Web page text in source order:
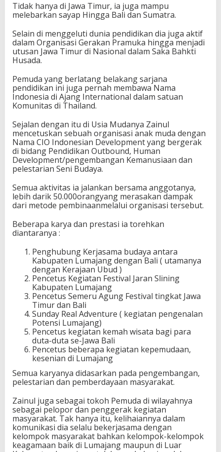
n
i
l
Tidak hanya di Jawa Timur, ia juga mampu
melebarkan sayap Hingga Bali dan Sumatra.
Selain di menggeluti dunia pendidikan dia juga aktif
dalam Organisasi Gerakan Pramuka hingga menjadi
utusan Jawa Timur di Nasional dalam Saka Bahkti
Husada.
Pemuda yang berlatang belakang sarjana
pendidikan ini juga pernah membawa Nama
Indonesia di Ajang International dalam satuan
Komunitas di Thailand.
Sejalan dengan itu di Usia Mudanya Zainul
mencetuskan sebuah organisasi anak muda dengan
Nama CIO Indonesian Development yang bergerak
di bidang Pendidikan Outbound, Human
Development/pengembangan Kemanusiaan dan
pelestarian Seni Budaya.
Semua aktivitas ia jalankan bersama anggotanya,
lebih darik 50.000orangyang merasakan dampak
dari metode pembinaanmelalui organisasi tersebut.
Beberapa karya dan prestasi ia torehkan
diantaranya :
Penghubung Kerjasama budaya antara
Kabupaten Lumajang dengan Bali ( utamanya
dengan Kerajaan Ubud )
Pencetus Kegiatan Festival Jaran Slining
Kabupaten Lumajang
Pencetus Semeru Agung Festival tingkat Jawa
Timur dan Bali
Sunday Real Adventure ( kegiatan pengenalan
Potensi Lumajang)
Pencetus kegiatan kemah wisata bagi para
duta-duta se-Jawa Bali
Pencetus beberapa kegiatan kepemudaan,
kesenian di Lumajang
Semua karyanya didasarkan pada pengembangan,
pelestarian dan pemberdayaan masyarakat.
Zainul juga sebagai tokoh Pemuda di wilayahnya
sebagai pelopor dan penggerak kegiatan
masyarakat. Tak hanya itu, kelihaiannya dalam
komunikasi dia selalu bekerjasama dengan
kelompok masyarakat bahkan kelompok-kelompok
keagamaan baik di Lumajang maupun di Luar